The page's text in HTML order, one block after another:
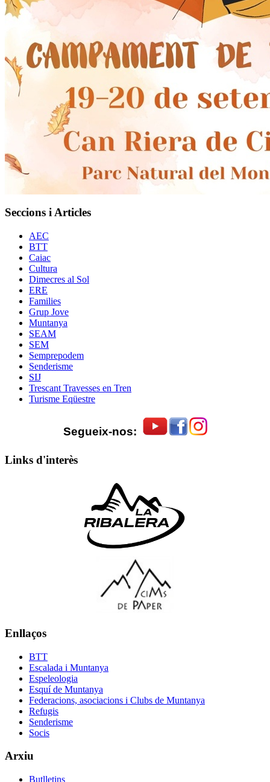
Seccions i Articles
AEC
BTT
Caiac
Cultura
Dimecres al Sol
ERE
Families
Grup Jove
Muntanya
SEAM
SEM
Semprepodem
Senderisme
SIJ
Trescant Travesses en Tren
Turisme Eqüestre
Segueix-nos:
Links d'interès
Enllaços
BTT
Escalada i Muntanya
Espeleologia
Esquí de Muntanya
Federacions, asociacions i Clubs de Muntanya
Refugis
Senderisme
Socis
Arxiu
Butlletins